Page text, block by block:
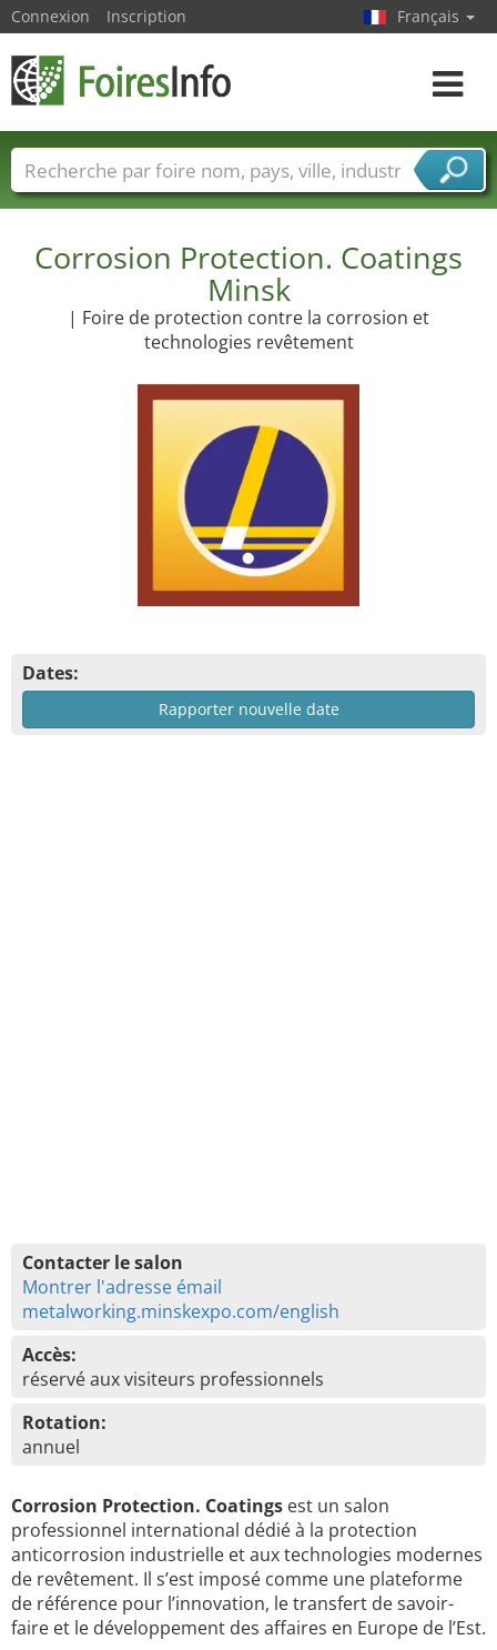
Corrosion Protection. Coatings
Minsk
| Foire de protection contre la corrosion et
technologies revêtement
Dates:
Rapporter nouvelle date
Contacter le salon
Montrer l'adresse émail
metalworking.minskexpo.com/english
Accès:
réservé aux visiteurs professionnels
Rotation:
annuel
Corrosion Protection. Coatings est un salon
professionnel international dédié à la protection
anticorrosion industrielle et aux technologies modernes
de revêtement. Il s’est imposé comme une plateforme
de référence pour l’innovation, le transfert de savoir-
faire et le développement des affaires en Europe de l’Est.
Connexion Inscription Français
Toggle
Foire noms Pays Villes
Secteurs de foire